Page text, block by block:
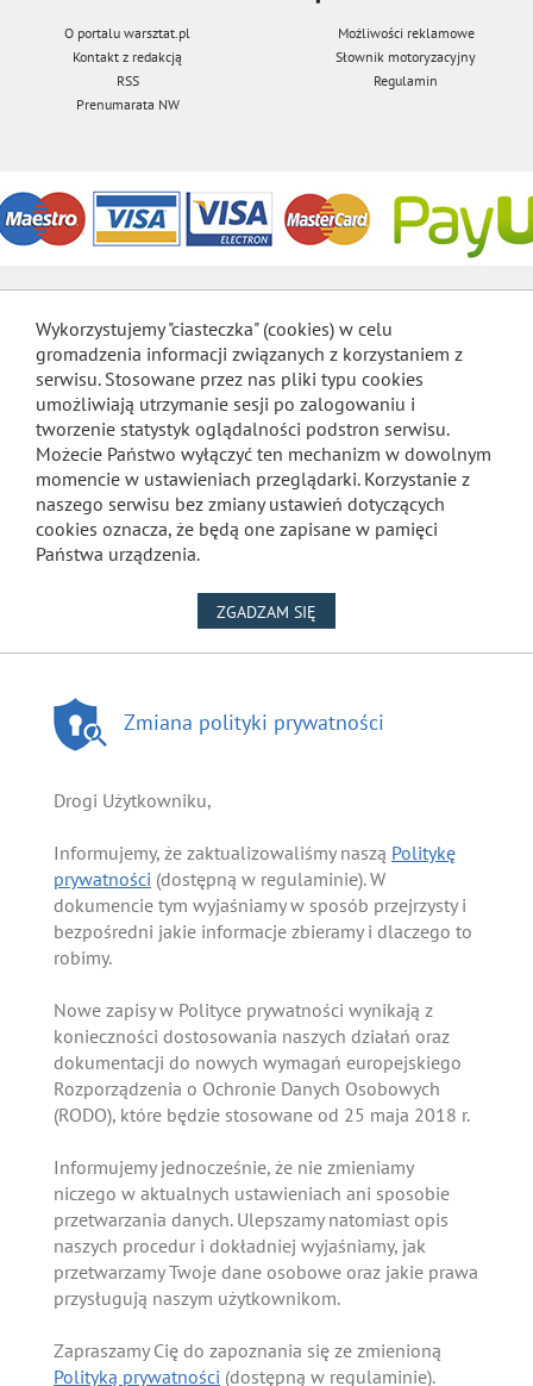
O portalu warsztat.pl
Możliwości reklamowe
Kontakt z redakcją
Słownik motoryzacyjny
RSS
Regulamin
Prenumarata NW
Wykorzystujemy "ciasteczka" (cookies) w celu
gromadzenia informacji związanych z korzystaniem z
serwisu. Stosowane przez nas pliki typu cookies
umożliwiają utrzymanie sesji po zalogowaniu i
tworzenie statystyk oglądalności podstron serwisu.
Możecie Państwo wyłączyć ten mechanizm w dowolnym
momencie w ustawieniach przeglądarki. Korzystanie z
naszego serwisu bez zmiany ustawień dotyczących
cookies oznacza, że będą one zapisane w pamięci
Państwa urządzenia.
ZGADZAM SIĘ
Zmiana polityki prywatności
Drogi Użytkowniku,
Informujemy, że zaktualizowaliśmy naszą Politykę
prywatności (dostępną w regulaminie). W
dokumencie tym wyjaśniamy w sposób przejrzysty i
bezpośredni jakie informacje zbieramy i dlaczego to
robimy.
Nowe zapisy w Polityce prywatności wynikają z
konieczności dostosowania naszych działań oraz
dokumentacji do nowych wymagań europejskiego
Rozporządzenia o Ochronie Danych Osobowych
(RODO), które będzie stosowane od 25 maja 2018 r.
Informujemy jednocześnie, że nie zmieniamy
niczego w aktualnych ustawieniach ani sposobie
przetwarzania danych. Ulepszamy natomiast opis
naszych procedur i dokładniej wyjaśniamy, jak
przetwarzamy Twoje dane osobowe oraz jakie prawa
przysługują naszym użytkownikom.
Zapraszamy Cię do zapoznania się ze zmienioną
Polityką prywatności (dostępną w regulaminie).